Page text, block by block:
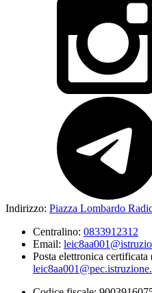
Indirizzo: Piazza Lombardo
Centralino: 0833912312
Email:
Posta elettronica certificata